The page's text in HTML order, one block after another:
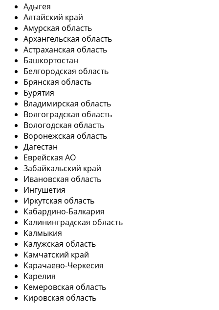
Адыгея
Алтайский край
Амурская область
Архангельская область
Астраханская область
Башкортостан
Белгородская область
Брянская область
Бурятия
Владимирская область
Волгоградская область
Вологодская область
Воронежская область
Дагестан
Еврейская АО
Забайкальский край
Ивановская область
Ингушетия
Иркутская область
Кабардино-Балкария
Калининградская область
Калмыкия
Калужская область
Камчатский край
Карачаево-Черкесия
Карелия
Кемеровская область
Кировская область